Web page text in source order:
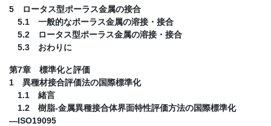
5 ロータス型ポーラス金属の接合
5.1 一般的なポーラス金属の溶接・接合
5.2 ロータス型ポーラス金属の溶接・接合
5.3 おわりに
第7章 標準化と評価
1 異種材接合評価法の国際標準化
1.1 緒言
1.2 樹脂-金属異種接合体界面特性評価方法の国際標準化
―ISO19095